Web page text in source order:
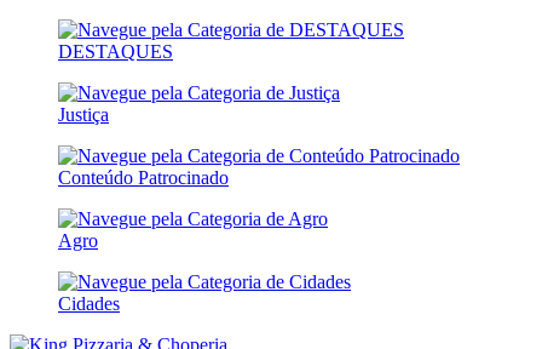
DESTAQUES
Justiça
Conteúdo Patrocinado
Agro
Cidades